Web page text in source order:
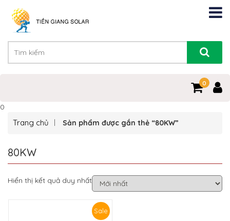
0
0
Trang chủ Sản phẩm được gắn thẻ “80KW”
80KW
Hiển thị kết quả duy nhất
Sale